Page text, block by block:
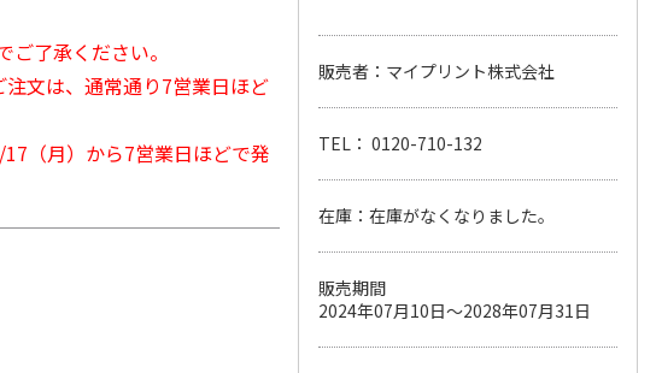
了承ください。
文は、通常通り7営業日ほど
（月）から7営業日ほどで発
販売者：マイプリント株式会社
TEL： 0120-710-132
在庫：在庫がなくなりました。
販売期間
2024年07月10日～2028年07月31日